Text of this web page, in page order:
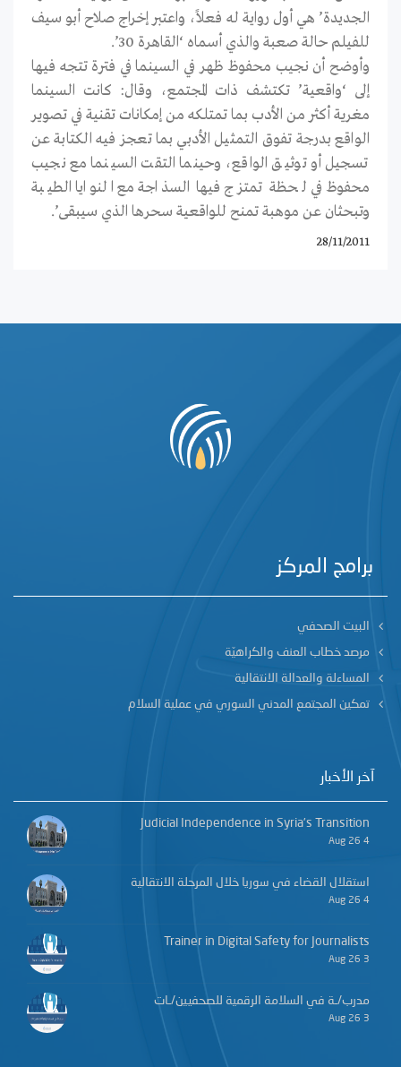
الجديدة’ هي أول رواية له فعلاً، واعتبر إخراج صلاح أبو سيف
للفيلم حالة صعبة والذي أسماه ‘القاهرة 30’.
وأوضح أن نجيب محفوظ ظهر في السينما في فترة تتجه فيها
إلى ‘واقعية’ تكتشف ذات المجتمع، وقال: كانت السينما
مغرية أكثر من الأدب بما تمتلكه من إمكانات تقنية في تصوير
الواقع بدرجة تفوق التمثيل الأدبي بما تعجز فيه الكتابة عن
تسجيل أو توثيق الواقع، وحينما التقت السينما مع نجيب
محفوظ في لحظة تمتزج فيها السذاجة مع النوايا الطيبة
وتبحثان عن موهبة تمنح للواقعية سحرها الذي سيبقى’.
28/11/2011
برامج المركز
البيت الصحفي
مرصد خطاب العنف والكراهيّة
المساءلة والعدالة الانتقالية
تمكين المجتمع المدني السوري في عملية السلام
آخر الأخبار
Judicial Independence in Syria’s Transition
4 Aug 26
استقلال القضاء في سوريا خلال المرحلة الانتقالية
4 Aug 26
Trainer in Digital Safety for Journalists
3 Aug 26
مدرب/ـة في السلامة الرقمية للصحفيين/ـات
3 Aug 26